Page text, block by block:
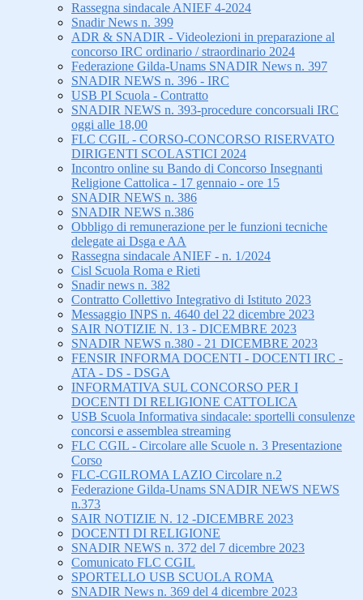
Rassegna sindacale ANIEF 4-2024
Snadir News n. 399
ADR & SNADIR - Videolezioni in preparazione al
concorso IRC ordinario / straordinario 2024
Federazione Gilda-Unams SNADIR News n. 397
SNADIR NEWS n. 396 - IRC
USB PI Scuola - Contratto
SNADIR NEWS n. 393-procedure concorsuali IRC
oggi alle 18,00
FLC CGIL - CORSO-CONCORSO RISERVATO
DIRIGENTI SCOLASTICI 2024
Incontro online su Bando di Concorso Insegnanti
Religione Cattolica - 17 gennaio - ore 15
SNADIR NEWS n. 386
SNADIR NEWS n.386
Obbligo di remunerazione per le funzioni tecniche
delegate ai Dsga e AA
Rassegna sindacale ANIEF - n. 1/2024
Cisl Scuola Roma e Rieti
Snadir news n. 382
Contratto Collettivo Integrativo di Istituto 2023
Messaggio INPS n. 4640 del 22 dicembre 2023
SAIR NOTIZIE N. 13 - DICEMBRE 2023
SNADIR NEWS n.380 - 21 DICEMBRE 2023
FENSIR INFORMA DOCENTI - DOCENTI IRC -
ATA - DS - DSGA
INFORMATIVA SUL CONCORSO PER I
DOCENTI DI RELIGIONE CATTOLICA
USB Scuola Informativa sindacale: sportelli consulenze
concorsi e assemblea streaming
FLC CGIL - Circolare alle Scuole n. 3 Presentazione
Corso
FLC-CGILROMA LAZIO Circolare n.2
Federazione Gilda-Unams SNADIR NEWS NEWS
n.373
SAIR NOTIZIE N. 12 -DICEMBRE 2023
DOCENTI DI RELIGIONE
SNADIR NEWS n. 372 del 7 dicembre 2023
Comunicato FLC CGIL
SPORTELLO USB SCUOLA ROMA
SNADIR News n. 369 del 4 dicembre 2023